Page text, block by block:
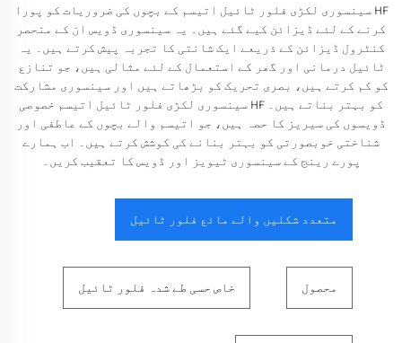
HF سینسوری لکڑی فلور ٹائیل اتیسم کے بچوں کی ضروریات کو پورا
کرنے کے لئے ڈیزائن کیے گئے ہیں۔ یہ سینسوری ڈویس ان کے منحصر
کنٹرول ڈیزائن کے ذریعے ایک شانتی کا تجربہ پیش کرتے ہیں۔ یہ
ٹائیل درمانی اور گھر کے استعمال کے لئے مثالی ہیں، جو تنازع
کو کم کرتے ہیں، بصری تحریک کو بڑھاتے ہیں اور سینسوری مشارکت
کو بہتر بناتے ہیں۔ HF سینسوری لکڑی فلور ٹائیل اتیسم خصوصی
ڈویسوں کی سیریز کا حصہ ہیں، جو اتیسم والے بچوں کے عاطفی اور
شناختی خوبصورتی کو بہتر بنانے کی کوشش کرتے ہیں۔ اب ہمارے
پورے رینج کے سینسوری ٹیویز اور ڈویس کا تعقیب کریں۔
متعدد شکلیں والے مائع فلور ٹائیل
محصول خاص حسی طے شدہ فلور ٹائیل